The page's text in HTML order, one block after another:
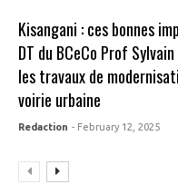
Kisangani : ces bonnes
DT du BCeCo Prof
les travaux de
voirie urbaine
Redaction - February 12, 2025